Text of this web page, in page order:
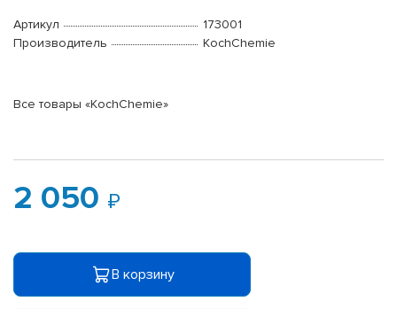
Артикул
173001
Производитель
KochChemie
Все товары «KochChemie»
2 050
В корзину